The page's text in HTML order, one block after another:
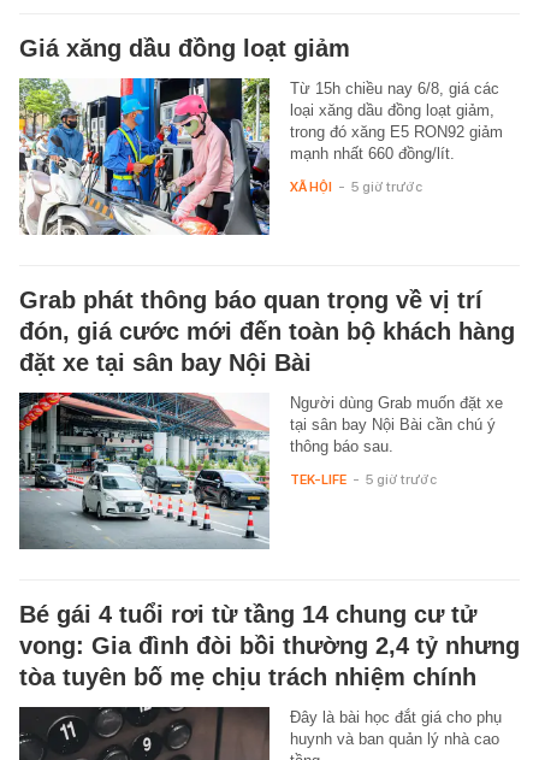
Giá xăng dầu đồng loạt giảm
Từ 15h chiều nay 6/8, giá các
loại xăng dầu đồng loạt giảm,
trong đó xăng E5 RON92 giảm
mạnh nhất 660 đồng/lít.
XÃ HỘI - 5 giờ trước
Grab phát thông báo quan trọng về vị trí
đón, giá cước mới đến toàn bộ khách hàng
đặt xe tại sân bay Nội Bài
Người dùng Grab muốn đặt xe
tại sân bay Nội Bài cần chú ý
thông báo sau.
TEK-LIFE - 5 giờ trước
Bé gái 4 tuổi rơi từ tầng 14 chung cư tử
vong: Gia đình đòi bồi thường 2,4 tỷ nhưng
tòa tuyên bố mẹ chịu trách nhiệm chính
Đây là bài học đắt giá cho phụ
huynh và ban quản lý nhà cao